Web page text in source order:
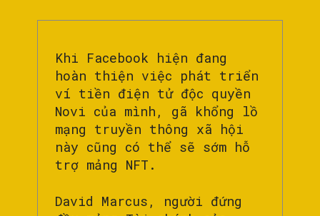
Khi Facebook hiện đang
hoàn thiện việc phát triển
ví tiền điện tử độc quyền
Novi của mình, gã khổng lồ
mạng truyền thông xã hội
này cũng có thể sẽ sớm hỗ
trợ mảng NFT.
David Marcus, người đứng